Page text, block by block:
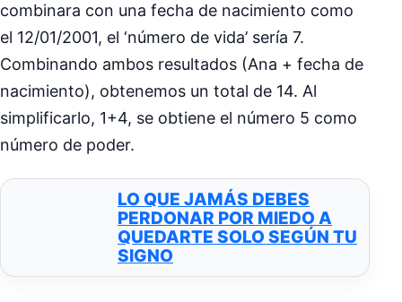
combinara con una fecha de nacimiento como
el 12/01/2001, el ‘número de vida’ sería 7.
Combinando ambos resultados (Ana + fecha de
nacimiento), obtenemos un total de 14. Al
simplificarlo, 1+4, se obtiene el número 5 como
número de poder.
LO QUE JAMÁS DEBES
PERDONAR POR MIEDO A
QUEDARTE SOLO SEGÚN TU
SIGNO